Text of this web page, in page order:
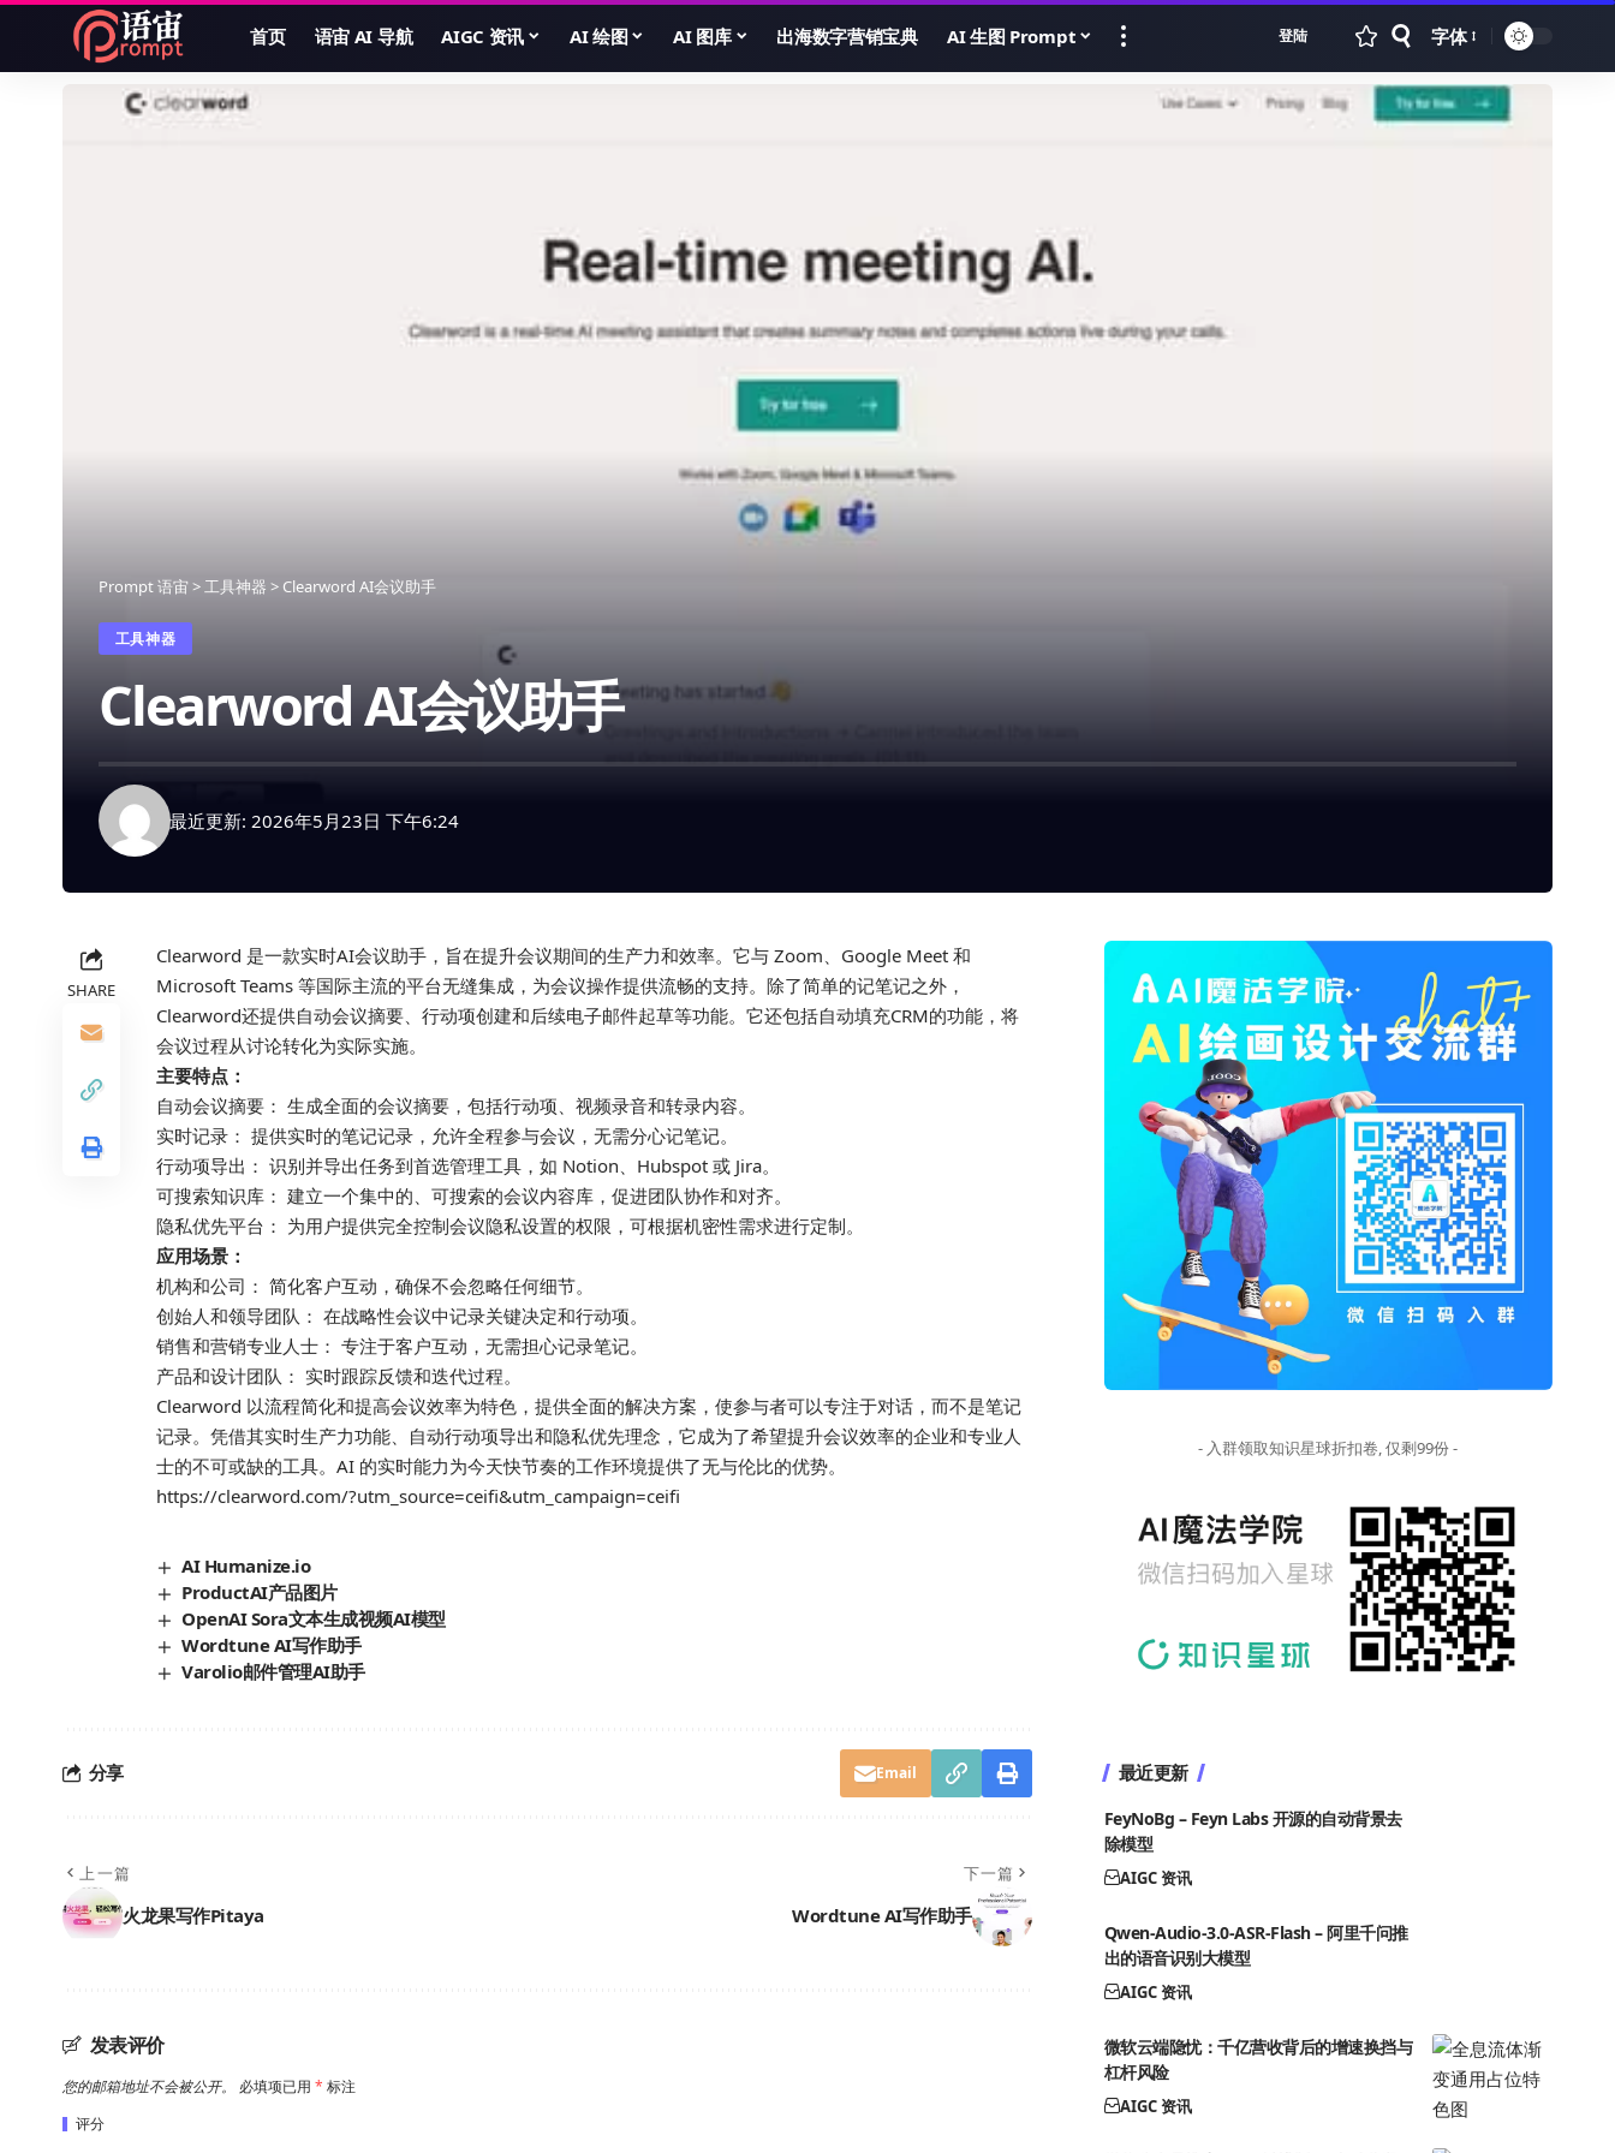
首页 语宙 AI 导航 AIGC 资讯 AI 绘图 AI 图库 出海数字营销宝典 AI 生图 Prompt 登陆
Font
Resizer
字体
Prompt 语宙>工具神器 > Clearword AI会议助手
工具神器
Clearword AI会议助手
最近更新: 2026年5月23日 下午6:24
SHARE
Clearword 是一款实时AI会议助手，旨在提升会议期间的生产力和效率。它与 Zoom、Google Meet 和
Microsoft Teams 等国际主流的平台无缝集成，为会议操作提供流畅的支持。除了简单的记笔记之外，
Clearword还提供自动会议摘要、行动项创建和后续电子邮件起草等功能。它还包括自动填充CRM的功能，将
会议过程从讨论转化为实际实施。
主要特点：
自动会议摘要： 生成全面的会议摘要，包括行动项、视频录音和转录内容。
实时记录： 提供实时的笔记记录，允许全程参与会议，无需分心记笔记。
行动项导出： 识别并导出任务到首选管理工具，如 Notion、Hubspot 或 Jira。
可搜索知识库： 建立一个集中的、可搜索的会议内容库，促进团队协作和对齐。
隐私优先平台： 为用户提供完全控制会议隐私设置的权限，可根据机密性需求进行定制。
应用场景：
机构和公司： 简化客户互动，确保不会忽略任何细节。
创始人和领导团队： 在战略性会议中记录关键决定和行动项。
销售和营销专业人士： 专注于客户互动，无需担心记录笔记。
产品和设计团队： 实时跟踪反馈和迭代过程。
Clearword 以流程简化和提高会议效率为特色，提供全面的解决方案，使参与者可以专注于对话，而不是笔记
记录。凭借其实时生产力功能、自动行动项导出和隐私优先理念，它成为了希望提升会议效率的企业和专业人
士的不可或缺的工具。AI 的实时能力为今天快节奏的工作环境提供了无与伦比的优势。
https://clearword.com/?utm_source=ceifi&utm_campaign=ceifi
AI Humanize.io
ProductAI产品图片
OpenAI Sora文本生成视频AI模型
Wordtune AI写作助手
Varolio邮件管理AI助手
分享 Email
上一篇
火龙果写作Pitaya
下一篇
Wordtune AI写作助手
发表评价
您的邮箱地址不会被公开。 必填项已用 * 标注
评分
- 入群领取知识星球折扣卷, 仅剩99份 -
最近更新
FeyNoBg – Feyn Labs 开源的自动背景去
除模型
AIGC 资讯
Qwen-Audio-3.0-ASR-Flash – 阿里千问推
出的语音识别大模型
AIGC 资讯
微软云端隐忧：千亿营收背后的增速换挡与
杠杆风险
AIGC 资讯